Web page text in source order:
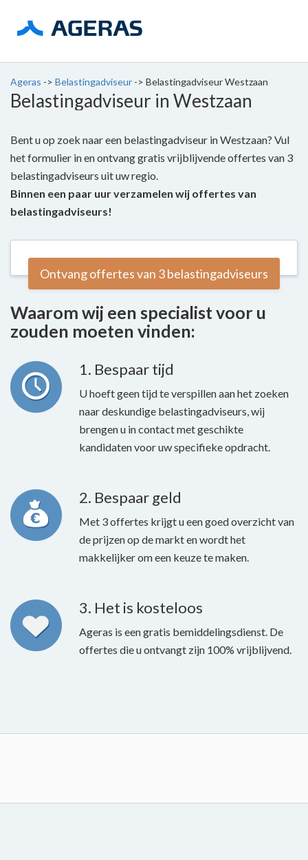
Ageras -> Belastingadviseur -> Belastingadviseur Westzaan
Belastingadviseur in Westzaan
Bent u op zoek naar een belastingadviseur in Westzaan? Vul
het formulier in en ontvang gratis vrijblijvende offertes van 3
belastingadviseurs uit uw regio.
Binnen een paar uur verzamelen wij offertes van
belastingadviseurs!
Ontvang offertes van 3 belastingadviseurs
Waarom wij een specialist voor u
zouden moeten vinden:
1. Bespaar tijd
U hoeft geen tijd te verspillen aan het zoeken
naar deskundige belastingadviseurs, wij
brengen u in contact met geschikte
kandidaten voor uw specifieke opdracht.
2. Bespaar geld
Met 3 offertes krijgt u een goed overzicht van
de prijzen op de markt en wordt het
makkelijker om een keuze te maken.
3. Het is kosteloos
Ageras is een gratis bemiddelingsdienst. De
offertes die u ontvangt zijn 100% vrijblijvend.